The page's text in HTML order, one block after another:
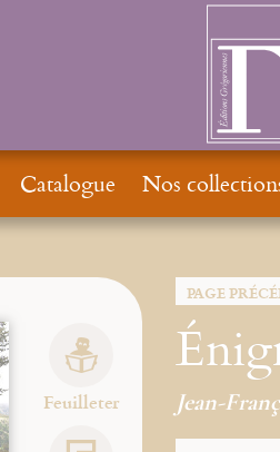
PAGE
Jean-
Feuilleter
Catalogue Nos